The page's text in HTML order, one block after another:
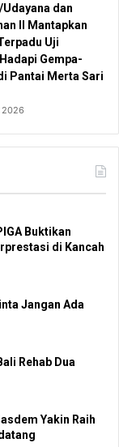
Udayana dan
II Mantapkan
Uji
Gempa-
Pantai Merta Sari
2026
Buktikan
di Kancah
Jangan Ada
Rehab Dua
Yakin Raih